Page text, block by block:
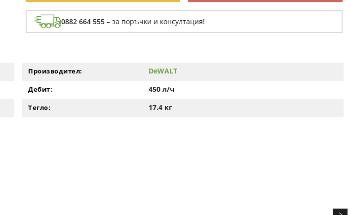
0882 664 555 – за поръчки и консултация!
Производител: DeWALT
Дебит: 450 л/ч
Тегло: 17.4 кг